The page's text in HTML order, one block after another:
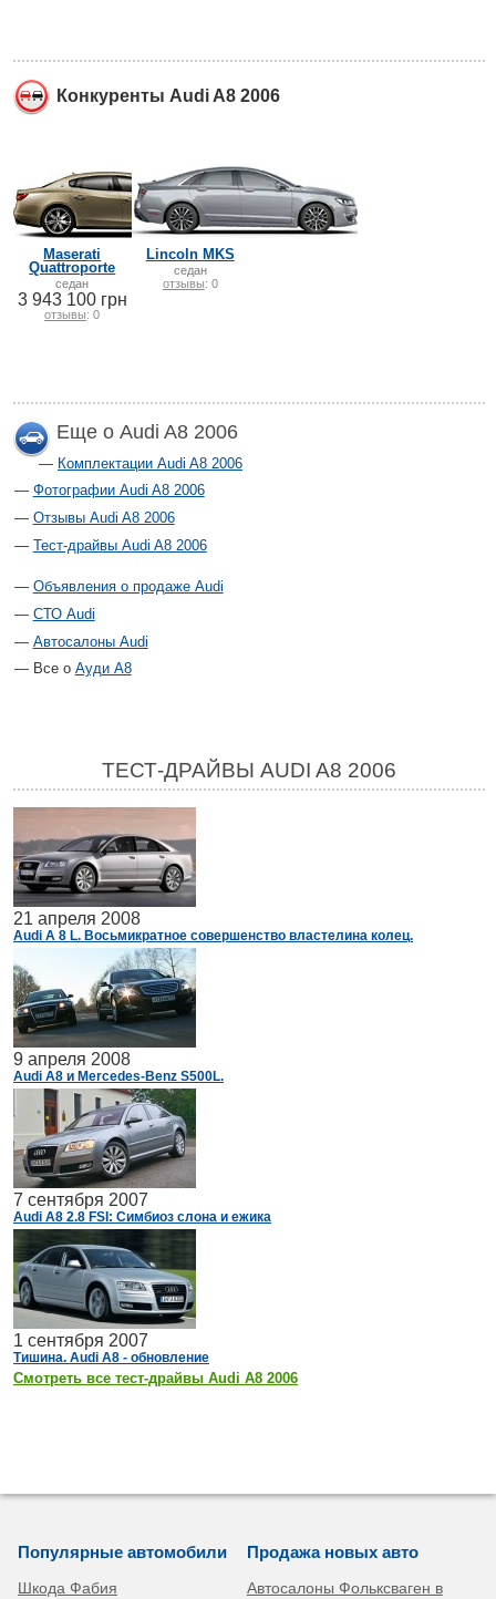
Конкуренты Audi A8 2006
Maserati
Quattroporte
седан
3 943 100 грн
отзывы: 0
Lincoln MKS
седан
отзывы: 0
Еще о Audi A8 2006
Комплектации Audi A8 2006
Фотографии Audi A8 2006
Отзывы Audi A8 2006
Тест-драйвы Audi A8 2006
Объявления о продаже Audi
СТО Audi
Автосалоны Audi
Все о Ауди А8
ТЕСТ-ДРАЙВЫ AUDI A8 2006
21 апреля 2008
Audi A 8 L. Восьмикратное совершенство властелина колец.
9 апреля 2008
Audi A8 и Mercedes-Benz S500L.
7 сентября 2007
Audi A8 2.8 FSI: Cимбиоз слона и ежика
1 сентября 2007
Тишина. Audi A8 - обновление
Смотреть все тест-драйвы Audi A8 2006
Популярные автомобили
Шкода Фабия
Продажа новых авто
Автосалоны Фольксваген в